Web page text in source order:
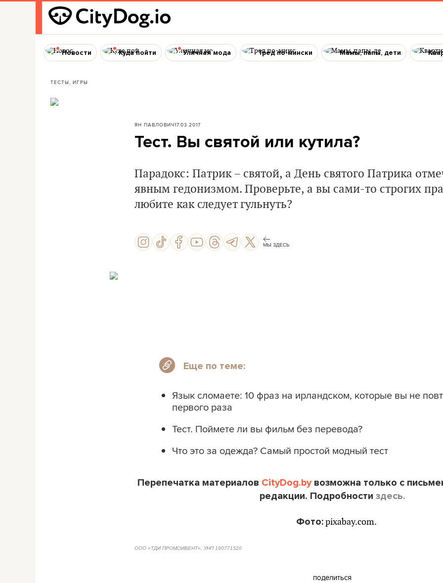
Новости Куда пойти Уличная мода Тред по-мински Мамы, папы, дети
ТЕСТЫ, ИГРЫ
ЯН ПАВЛОВИЧ17.03.2017
Тест. Вы святой или кутила?
Парадокс: Патрик – святой, а День святого Патрика
явным гедонизмом. Проверьте, а вы сами-то строгих
любите как следует гульнуть?
МЫ ЗДЕСЬ
Еще по теме:
Язык сломаете: 10 фраз на ирландском, которые вы не
первого раза
Тест. Поймете ли вы фильм без перевода?
Что это за одежда? Самый простой модный тест
Перепечатка материалов CityDog.byвозможна только с
редакции. Подробности здесь.
Фото:pixabay.com.
ООО «ТДИ ПРОМОИВЕНТ», УНП 190771520
поделиться